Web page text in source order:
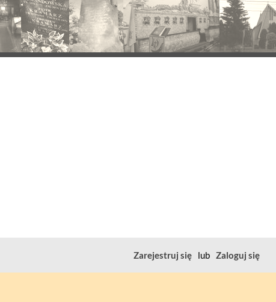
Zarejestruj się lub Zaloguj się